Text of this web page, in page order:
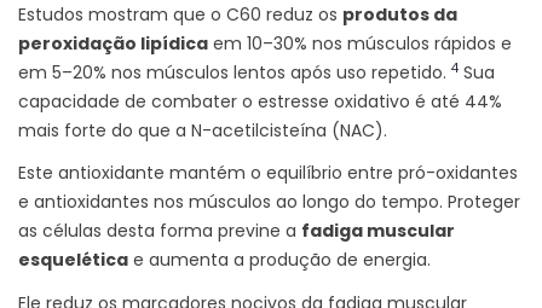
Estudos mostram que o C60 reduz os produtos da
peroxidação lipídica em 10–30% nos músculos rápidos e
em 5–20% nos músculos lentos após uso repetido. 4 Sua
capacidade de combater o estresse oxidativo é até 44%
mais forte do que a N-acetilcisteína (NAC).
Este antioxidante mantém o equilíbrio entre pró-oxidantes
e antioxidantes nos músculos ao longo do tempo. Proteger
as células desta forma previne a fadiga muscular
esquelética e aumenta a produção de energia.
Ele reduz os marcadores nocivos da fadiga muscular